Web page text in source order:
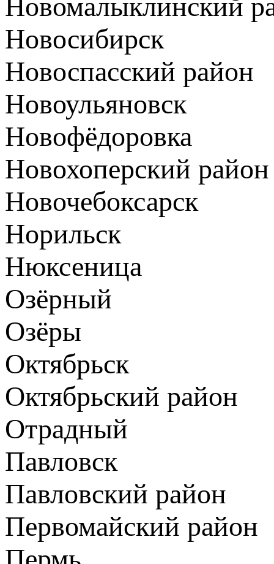
Новосибирск
Новоспасский район
Новоульяновск
Новофёдоровка
Новохоперский район
Новочебоксарск
Норильск
Нюксеница
Озёрный
Озёры
Октябрьск
Октябрьский район
Отрадный
Павловск
Павловский район
Первомайский район